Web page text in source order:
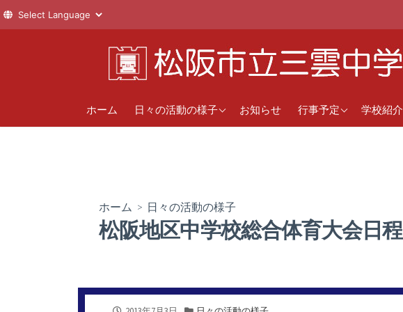
へ
ホーム 日々の活動の様子
1年
お知らせ 行事予定
直近の行事予定学校紹介
ホーム > 日々の活動の様子
松阪地区中学校総合体育大会日程
公
カ